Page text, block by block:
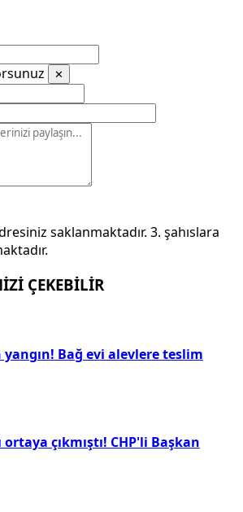
✕
saklanmaktadır. 3. şahıslara
ÇEKEBİLİR
Bağ evi alevlere teslim
çıkmıştı! CHP'li Başkan